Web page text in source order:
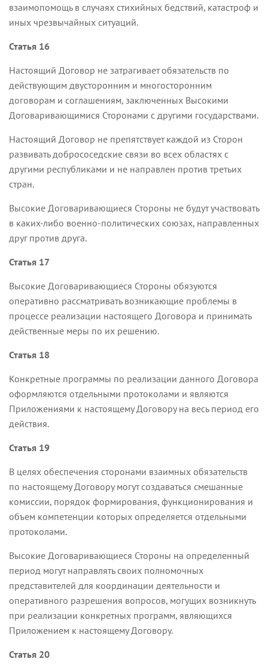
взаимопомощь в случаях стихийных бедствий, катастроф и
иных чрезвычайных ситуаций.
Статья 16
Настоящий Договор не затрагивает обязательств по
действующим двусторонним и многосторонним
договорам и соглашениям, заключенных Высокими
Договаривающимися Сторонами с другими государствами.
Настоящий Договор не препятствует каждой из Сторон
развивать добрососедские связи во всех областях с
другими республиками и не направлен против третьих
стран.
Высокие Договаривающиеся Стороны не будут участвовать
в каких-либо военно-политических союзах, направленных
друг против друга.
Статья 17
Высокие Договаривающиеся Стороны обязуются
оперативно рассматривать возникающие проблемы в
процессе реализации настоящего Договора и принимать
действенные меры по их решению.
Статья 18
Конкретные программы по реализации данного Договора
оформляются отдельными протоколами и являются
Приложениями к настоящему Договору на весь период его
действия.
Статья 19
В целях обеспечения сторонами взаимных обязательств
по настоящему Договору могут создаваться смешанные
комиссии, порядок формирования, функционирования и
объем компетенции которых определяется отдельными
протоколами.
Высокие Договаривающиеся Стороны на определенный
период могут направлять своих полномочных
представителей для координации деятельности и
оперативного разрешения вопросов, могущих возникнуть
при реализации конкретных программ, являющихся
Приложением к настоящему Договору.
Статья 20